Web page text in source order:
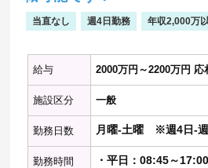
※記載の件数等は目
当直なし 週4日勤務 年収2,000万
給与 2000万円
施設区分 一般
勤務日数 月曜-土曜 ※週4日-週
勤務時間
・平日：08:45～17:00